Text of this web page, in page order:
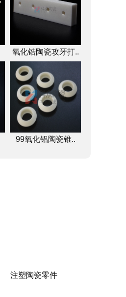
氧化锆陶瓷攻牙打..
99氧化铝陶瓷锥..
注塑陶瓷零件